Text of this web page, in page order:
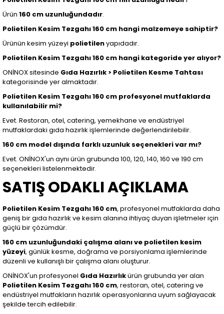
Ürün 160 cm uzunluğundadır.
Polietilen Kesim Tezgahı 160 cm hangi malzemeye sahiptir?
Ürünün kesim yüzeyi polietilenyapıdadır.
Polietilen Kesim Tezgahı 160 cm hangi kategoride yer alıyor?
ONİNOX sitesinde Gıda Hazırlık > Polietilen Kesme Tahtası
kategorisinde yer almaktadır.
Polietilen Kesim Tezgahı 160 cm profesyonel mutfaklarda
kullanılabilir mi?
Evet. Restoran, otel, catering, yemekhane ve endüstriyel
mutfaklardaki gıda hazırlık işlemlerinde değerlendirilebilir.
160 cm model dışında farklı uzunluk seçenekleri var mı?
Evet. ONİNOX'un aynı ürün grubunda 100, 120, 140, 160 ve 190 cm
seçenekleri listelenmektedir.
SATIŞ ODAKLI AÇIKLAMA
Polietilen Kesim Tezgahı 160 cm, profesyonel mutfaklarda daha
geniş bir gıda hazırlık ve kesim alanına ihtiyaç duyan işletmeler için
güçlü bir çözümdür.
160 cm uzunluğundaki çalışma alanı ve polietilen kesim
yüzeyi, günlük kesme, doğrama ve porsiyonlama işlemlerinde
düzenli ve kullanışlı bir çalışma alanı oluşturur.
ONİNOX'un profesyonel Gıda Hazırlıkürün grubunda yer alan
Polietilen Kesim Tezgahı 160 cm, restoran, otel, catering ve
endüstriyel mutfakların hazırlık operasyonlarına uyum sağlayacak
şekilde tercih edilebilir.